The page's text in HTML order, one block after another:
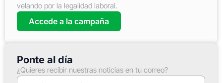
velando por la legalidad laboral.
Accede a la campaña
Ponte al día
¿Quieres recibir nuestras noticias en tu correo?